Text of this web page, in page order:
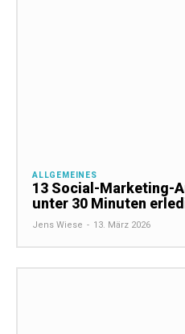
ALLGEMEINES
13 Social-Marketing-
unter 30 Minuten
Jens Wiese - 13. März 2026